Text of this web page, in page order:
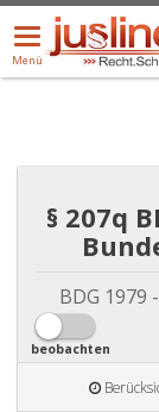
Menü
öffnen/schließen
Menü
ALLE
§ 207q
BDG 1979
beobachten